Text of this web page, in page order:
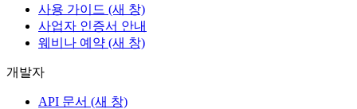
사용 가이드 (새 창)
사업자 인증서 안내
웨비나 예약 (새 창)
개발자
API 문서 (새 창)